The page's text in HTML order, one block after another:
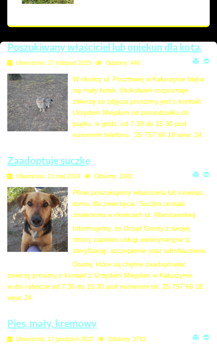
Poszukiwany właściciel lub opiekun dla kota.
Utworzono: 27 listopad 2025 Odsłony: 446
W okolicy ul. Pocztowej w Kałuszynie błąka
się mały kotek. Ktokolwiek rozpoznaje
zwierzę ze zdjęcia proszony jest o kontakt
Urzędem Miejskim od poniedziałku do
piątku w godz. od 7.30 do 15.30 pod
numerem telefonu : 25 757 66 18 wew. 24.
Zaadoptuje suczkę
Utworzono: 21 maj 2024 Odsłony: 1982
Pilnie poszukujemy właściciela lub nowego
domu dla zwierzęcia. Suczka została
znaleziona w okolicach ul. Warszawskiej.
Informujemy, że Urząd Gminy z swojej
strony zapewni usługi weterynaryjne tj.
sterylizację, szczepienie oraz odrobaczenie.
Osoby, które są chętne zaadoptować
zwierzę prosimy o kontakt z Urzędem Miejskim w Kałuszynie
w dni robocze od 7:30 do 15:30 pod numerem tel. 25 757 66 18
wew. 24
Pies, mały, kremowy
Utworzono: 12 grudzień 2022 Odsłony: 3782